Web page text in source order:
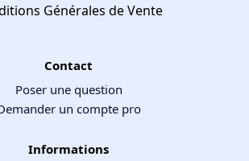
Générales de Vente
Contact
Poser une question
un compte pro
Informations